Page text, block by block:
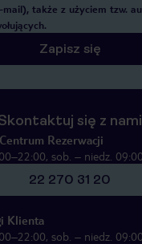
także z użyciem tzw.
Zapisz się
się z nami
Rezerwacji
sob. – niedz.
22 270 31 20
Klienta
sob. – niedz.